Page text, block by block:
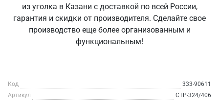
из уголка в Казани с доставкой по всей России,
гарантия и скидки от производителя. Сделайте свое
производство еще более организованным и
функциональным!
Код
333-90611
Артикул
СТР-324/406